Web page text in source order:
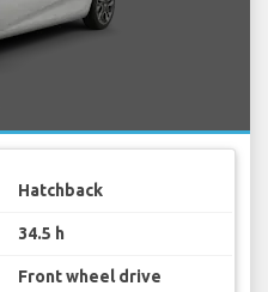
Hatchback
34.5 h
Front wheel drive